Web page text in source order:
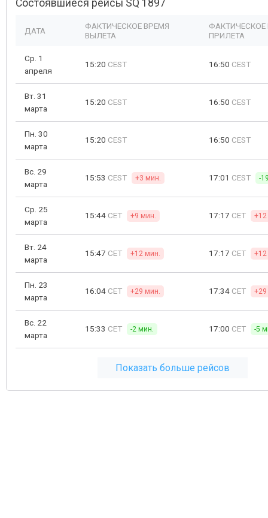
Состоявшиеся рейсы SQ 1897
ДАТА
ФАКТИЧЕСКОЕ ВРЕМЯ
ВЫЛЕТА
ФАКТИЧЕСКОЕ
ПРИЛЕТА
Ср. 1
апреля
15:20 CEST 16:50 CEST
Вт. 31
марта
15:20 CEST 16:50 CEST
Пн. 30
марта
15:20 CEST 16:50 CEST
Вс. 29
марта
15:53 CEST +3 мин. 17:01 CEST -
Ср. 25
марта
15:44 CET +9 мин. 17:17 CET
Вт. 24
марта
15:47 CET +12 мин. 17:17 CET
Пн. 23
марта
16:04 CET +29 мин. 17:34 CET
Вс. 22
марта
15:33 CET -2 мин. 17:00 CET -5
Показать больше рейсов